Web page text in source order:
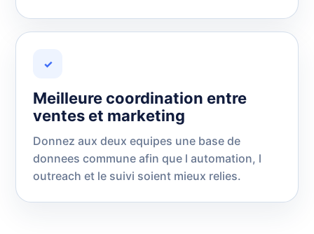
✓
Meilleure coordination entre
ventes et marketing
Donnez aux deux equipes une base de
donnees commune afin que l automation, l
outreach et le suivi soient mieux relies.